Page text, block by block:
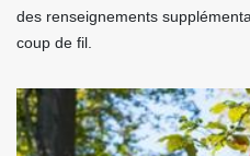
des renseignements
coup de fil.